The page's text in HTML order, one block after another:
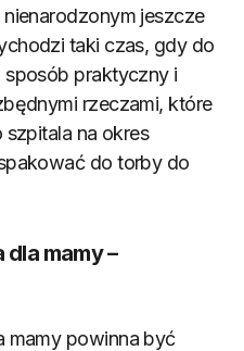
jeszcze
taki czas, gdy do
praktyczny i
rzeczami, które
na okres
do torby do
mamy –
mamy powinna być